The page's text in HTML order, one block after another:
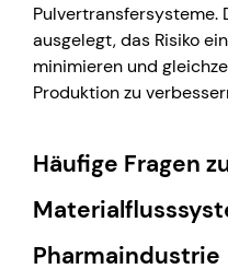
Pulvertransfersysteme.
ausgelegt, das Risiko
minimieren und
Produktion zu
Häufige Fragen
Pharmaindustrie